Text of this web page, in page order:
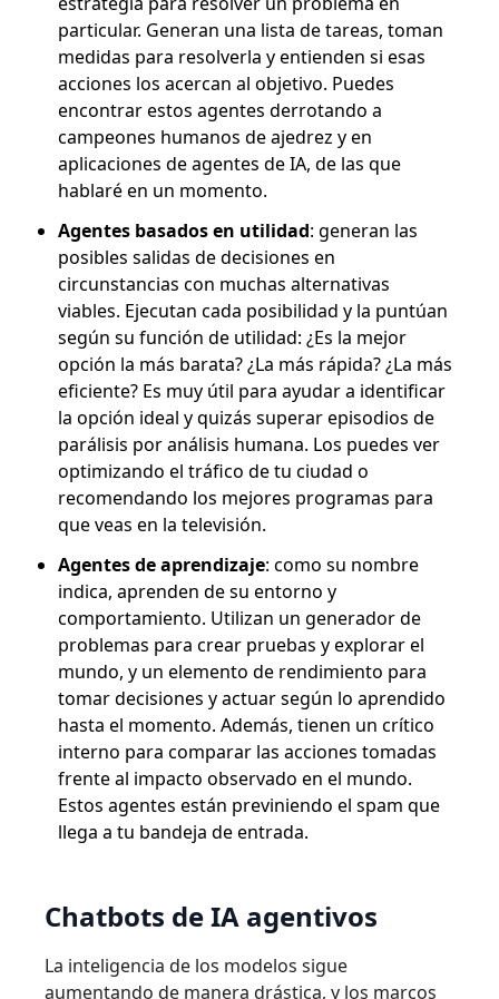
particular. Generan una lista de tareas, toman
medidas para resolverla y entienden si esas
acciones los acercan al objetivo. Puedes
encontrar estos agentes derrotando a
campeones humanos de ajedrez y en
aplicaciones de agentes de IA, de las que
hablaré en un momento.
Agentes basados en utilidad: generan las
posibles salidas de decisiones en
circunstancias con muchas alternativas
viables. Ejecutan cada posibilidad y la puntúan
según su función de utilidad: ¿Es la mejor
opción la más barata? ¿La más rápida? ¿La más
eficiente? Es muy útil para ayudar a identificar
la opción ideal y quizás superar episodios de
parálisis por análisis humana. Los puedes ver
optimizando el tráfico de tu ciudad o
recomendando los mejores programas para
que veas en la televisión.
Agentes de aprendizaje: como su nombre
indica, aprenden de su entorno y
comportamiento. Utilizan un generador de
problemas para crear pruebas y explorar el
mundo, y un elemento de rendimiento para
tomar decisiones y actuar según lo aprendido
hasta el momento. Además, tienen un crítico
interno para comparar las acciones tomadas
frente al impacto observado en el mundo.
Estos agentes están previniendo el spam que
llega a tu bandeja de entrada.
Chatbots de IA agentivos
La inteligencia de los modelos sigue
aumentando de manera drástica, y los marcos